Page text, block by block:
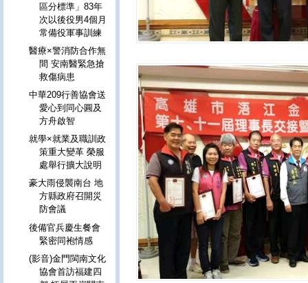
區分標準」83年
次以後役男4個月
常備役軍事訓練
醫療×警消防合作無
間 安南醫緊急搶
救傷病患
中華209行善協會送
愛心到同心圓及
方舟啟智
就學×就業及職訓政
策重大變革 榮服
處舉行擴大說明
豪大雨侵襲南台 地
方縣政府召開災
防會議
後備官兵慶生餐會
緊密同袍情感
(影音)金門閩南文化
協會首訪福建四